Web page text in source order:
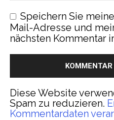
Speichern Sie
Mail-Adresse und
nächsten Kommentar
Diese Website
Spam zu reduzieren.
Kommentardaten